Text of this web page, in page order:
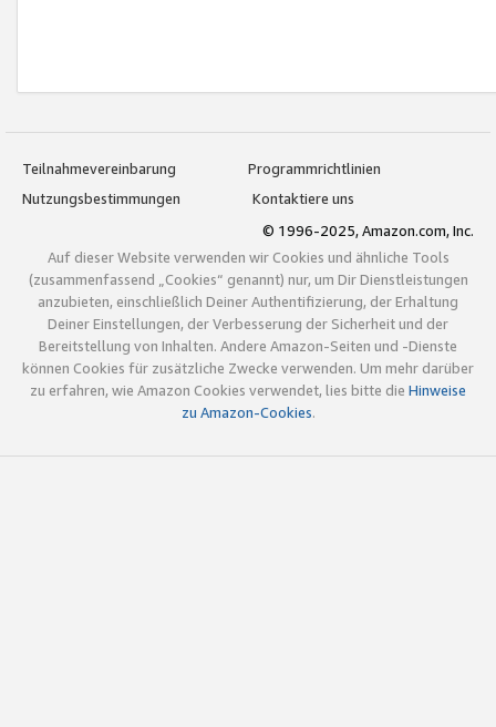
Teilnahmevereinbarung
Programmrichtlinien
Nutzungsbestimmungen
Kontaktiere uns
© 1996-2025, Amazon.com, Inc.
Auf dieser Website verwenden wir Cookies und ähnliche Tools
(zusammenfassend „Cookies“ genannt) nur, um Dir Dienstleistungen
anzubieten, einschließlich Deiner Authentifizierung, der Erhaltung
Deiner Einstellungen, der Verbesserung der Sicherheit und der
Bereitstellung von Inhalten. Andere Amazon-Seiten und -Dienste
können Cookies für zusätzliche Zwecke verwenden. Um mehr darüber
zu erfahren, wie Amazon Cookies verwendet, lies bitte die Hinweise
zu Amazon-Cookies.